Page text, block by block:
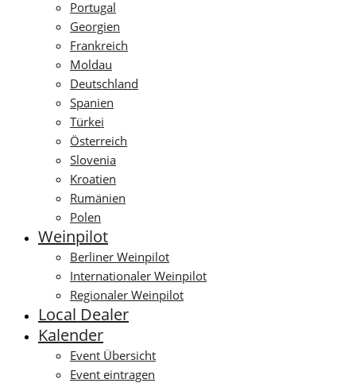
Portugal
Georgien
Frankreich
Moldau
Deutschland
Spanien
Türkei
Österreich
Slovenia
Kroatien
Rumänien
Polen
Weinpilot
Berliner Weinpilot
Internationaler Weinpilot
Regionaler Weinpilot
Local Dealer
Kalender
Event Übersicht
Event eintragen